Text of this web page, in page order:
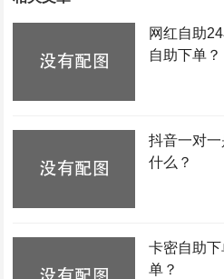
网红自助
自助下单？
抖音一对
什么？
卡密自助
单？